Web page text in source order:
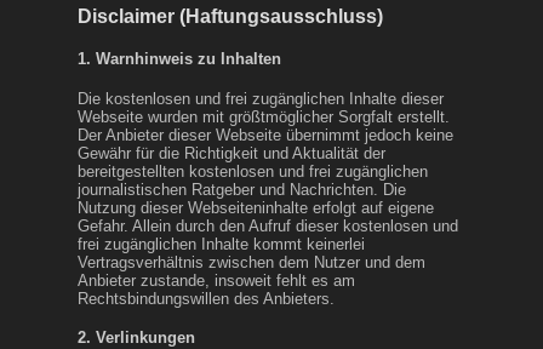
Disclaimer (Haftungsausschluss)
1. Warnhinweis zu Inhalten
Die kostenlosen und frei zugänglichen Inhalte dieser
Webseite wurden mit größtmöglicher Sorgfalt erstellt.
Der Anbieter dieser Webseite übernimmt jedoch keine
Gewähr für die Richtigkeit und Aktualität der
bereitgestellten kostenlosen und frei zugänglichen
journalistischen Ratgeber und Nachrichten. Die
Nutzung dieser Webseiteninhalte erfolgt auf eigene
Gefahr. Allein durch den Aufruf dieser kostenlosen und
frei zugänglichen Inhalte kommt keinerlei
Vertragsverhältnis zwischen dem Nutzer und dem
Anbieter zustande, insoweit fehlt es am
Rechtsbindungswillen des Anbieters.
2. Verlinkungen